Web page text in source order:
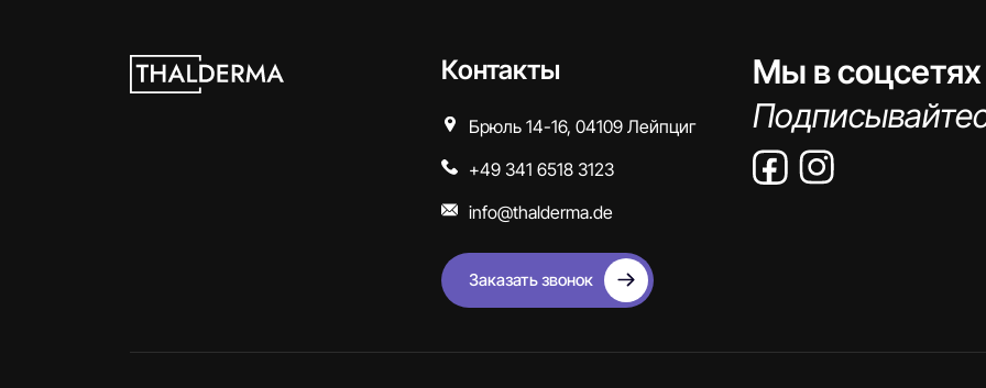
Контакты
Брюль 14-16, 04109 Лейпциг
+49 341 6518 3123
info@thalderma.de
Заказать звонок
Мы в соцсетях